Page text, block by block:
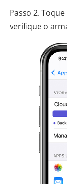
Passo 2.
verifique o